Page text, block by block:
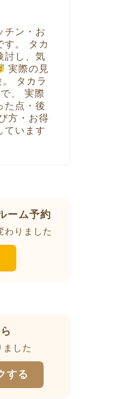
チン・お
す。 タカ
討し、気
実際の見
タカラ
、 実際
た点・後
方・お得
ています
ーム予約
わりました
ました
する